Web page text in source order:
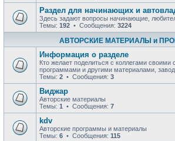
Раздел для начинающих и
Здесь задают вопросы начинающие,
Темы: 192 • Сообщения: 3224
АВТОРСКИЕ МАТЕРИАЛЫ и
Информация о разделе
Кто желает поделиться с коллегами своими
программами и другими материалами,
Темы: 2 • Сообщения: 3
Виджар
Авторские материалы
Темы: 1 • Сообщения: 7
kdv
Авторские программы и материалы
Темы: 6 • Сообщения: 115